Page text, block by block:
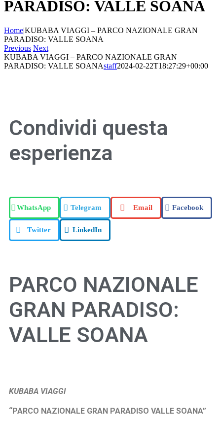
PARADISO: VALLE SOANA
Home|KUBABA VIAGGI – PARCO NAZIONALE GRAN
PARADISO: VALLE SOANA
Previous Next
KUBABA VIAGGI – PARCO NAZIONALE GRAN
PARADISO: VALLE SOANAstaff2024-02-22T18:27:29+00:00
Condividi questa
esperienza
WhatsApp Telegram Email Facebook
Twitter LinkedIn
PARCO NAZIONALE
GRAN PARADISO:
VALLE SOANA
KUBABA VIAGGI
“PARCO NAZIONALE GRAN PARADISO VALLE SOANA”